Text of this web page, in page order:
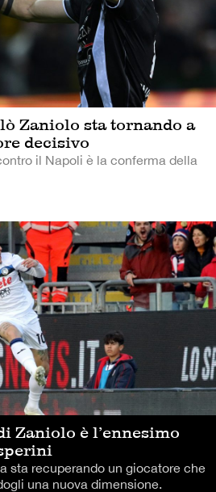
Zaniolo sta tornando a
decisivo
il Napoli è la conferma della
Zaniolo è l’ennesimo
sta recuperando un giocatore che
una nuova dimensione.